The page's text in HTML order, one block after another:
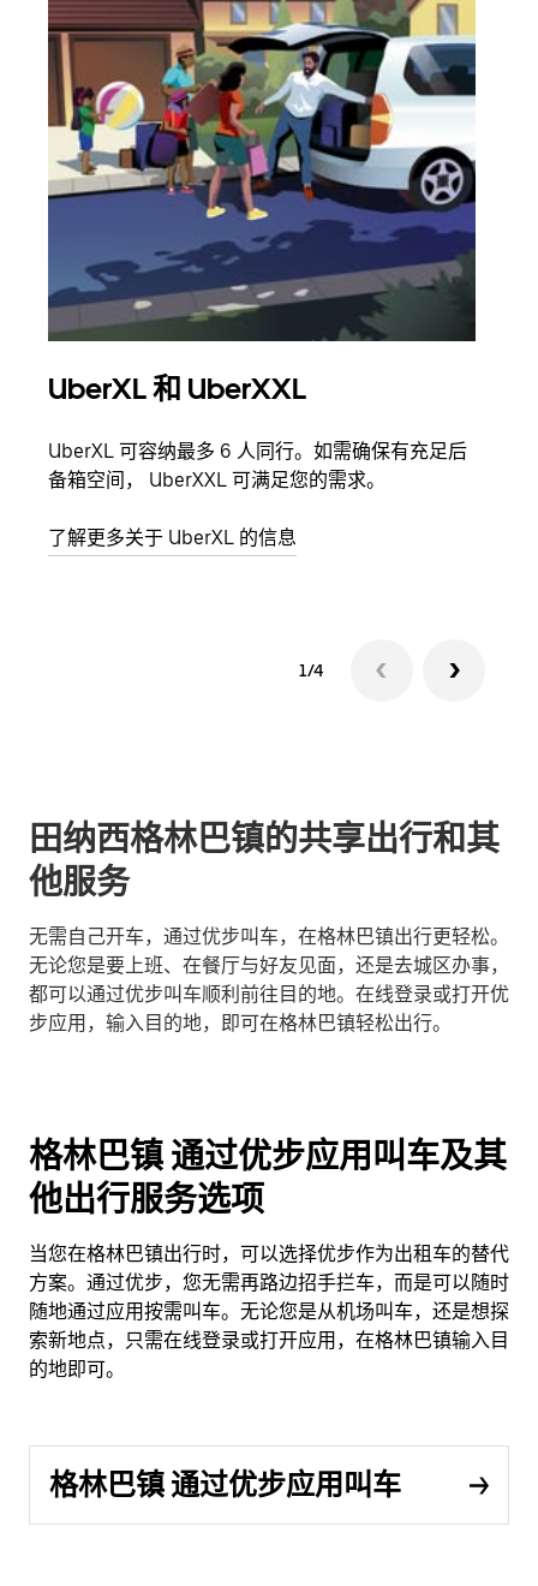
UberXL 和 UberXXL
UberXL 可容纳最多 6 人同行。如需确保有充足后
备箱空间， UberXXL 可满足您的需求。
了解更多关于 UberXL 的信息
1/4
田纳西格林巴镇的共享出行和其
他服务
无需自己开车，通过优步叫车，在格林巴镇出行更轻松。
无论您是要上班、在餐厅与好友见面，还是去城区办事，
都可以通过优步叫车顺利前往目的地。在线登录或打开优
步应用，输入目的地，即可在格林巴镇轻松出行。
格林巴镇 通过优步应用叫车及其
他出行服务选项
当您在格林巴镇出行时，可以选择优步作为出租车的替代
方案。通过优步，您无需再路边招手拦车，而是可以随时
随地通过应用按需叫车。无论您是从机场叫车，还是想探
索新地点，只需在线登录或打开应用，在格林巴镇输入目
的地即可。
格林巴镇 通过优步应用叫车